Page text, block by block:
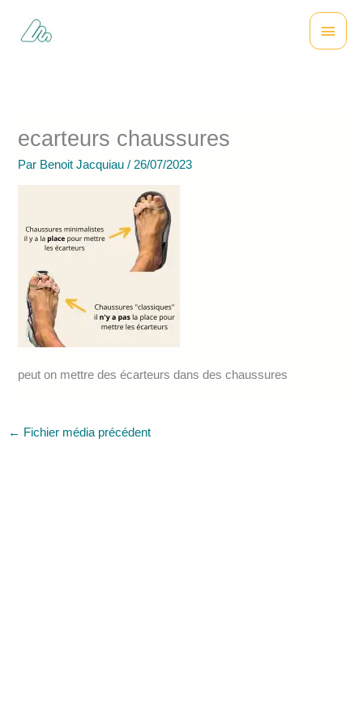
contenu
Menu
ecarteurs chaussures
Par Benoit Jacquiau/ 26/07/2023
peut on mettre des écarteurs dans des chaussures
← Fichier média précédent